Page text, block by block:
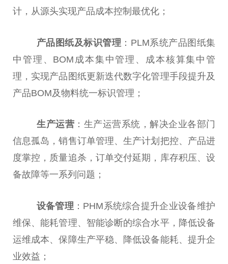
计，从源头实现产品成本控制最优化；
产品图纸及标识管理 ：PLM系统产品图纸集
中管理、BOM成本集中管理、成本核算集中管
理，实现产品图纸更新迭代数字化管理手段提升及
产品BOM及物料统一标识管理；
生产运营 ：生产运营系统，解决企业各部门
信息孤岛，销售订单管理、生产计划把控、产品进
度掌控，质量追杀，订单交付延期，库存积压、设
备故障等一系列问题；
设备管理 ：PHM系统综合提升企业设备维护
维保、能耗管理、智能诊断的综合水平，降低设备
运维成本、保障生产平稳、降低设备能耗、提升企
业效益；